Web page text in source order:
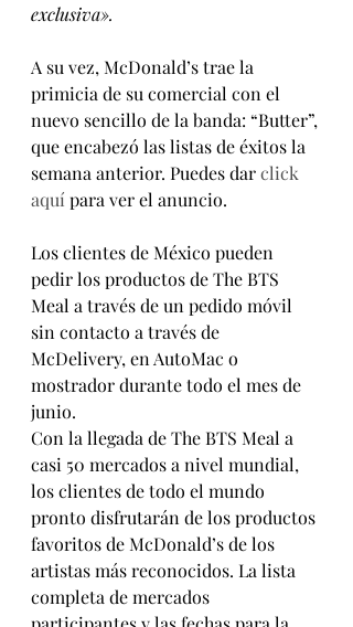
exclusiva».
A su vez, McDonald’s trae la
primicia de su comercial con el
nuevo sencillo de la banda: “Butter”,
que encabezó las listas de éxitos la
semana anterior. Puedes dar click
aquí para ver el anuncio.
Los clientes de México pueden
pedir los productos de The BTS
Meal a través de un pedido móvil
sin contacto a través de
McDelivery, en AutoMac o
mostrador durante todo el mes de
junio.
Con la llegada de The BTS Meal a
casi 50 mercados a nivel mundial,
los clientes de todo el mundo
pronto disfrutarán de los productos
favoritos de McDonald’s de los
artistas más reconocidos. La lista
completa de mercados